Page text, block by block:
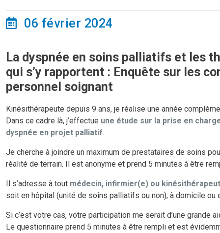
06 février 2024
La dyspnée en soins palliatifs et les
qui s’y rapportent : Enquête sur les
personnel soignant
Kinésithérapeute depuis 9 ans, je réalise une année
Dans ce cadre là, j’effectue une étude sur la prise en
dyspnée en projet palliatif.
Je cherche à joindre un maximum de prestataires de soins
réalité de terrain. Il est anonyme et prend 5 minutes à être
Il s’adresse à tout médecin, infirmier(e) ou
soit en hôpital (unité de soins palliatifs ou non), à domicile ou
Si c’est votre cas, votre participation me serait d’une grande
Le questionnaire prend 5 minutes à être rempli et est